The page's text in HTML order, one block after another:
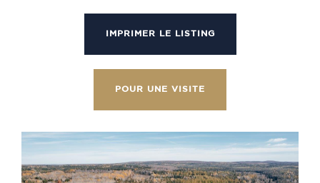
IMPRIMER LE LISTING
POUR UNE VISITE